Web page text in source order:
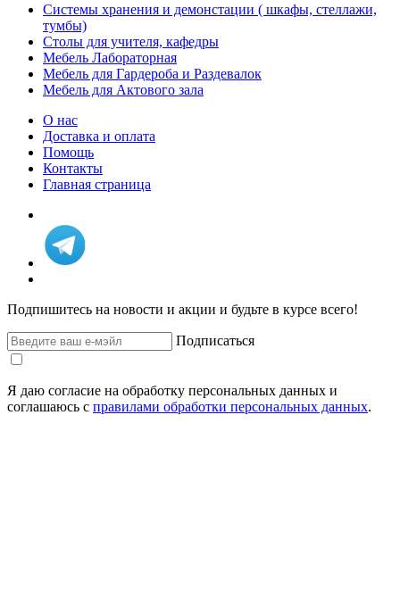
Системы хранения и демонстации ( шкафы, стеллажи,
тумбы)
Столы для учителя, кафедры
Мебель Лабораторная
Мебель для Гардероба и Раздевалок
Мебель для Актового зала
О нас
Доставка и оплата
Помощь
Контакты
Главная страница
Подпишитесь на новости и акции и будьте в курсе всего!
Подписаться
Я даю согласие на обработку персональных данных и
соглашаюсь с правилами обработки персональных данных.